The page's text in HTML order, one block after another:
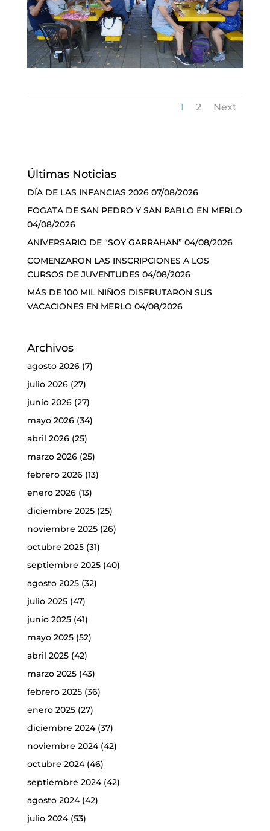
1 2 Next
Últimas Noticias
DÍA DE LAS INFANCIAS 2026 07/08/2026
FOGATA DE SAN PEDRO Y SAN PABLO EN MERLO
04/08/2026
ANIVERSARIO DE “SOY GARRAHAN” 04/08/2026
COMENZARON LAS INSCRIPCIONES A LOS
CURSOS DE JUVENTUDES 04/08/2026
MÁS DE 100 MIL NIÑOS DISFRUTARON SUS
VACACIONES EN MERLO 04/08/2026
Archivos
agosto 2026(7)
julio 2026(27)
junio 2026(27)
mayo 2026(34)
abril 2026(25)
marzo 2026(25)
febrero 2026(13)
enero 2026(13)
diciembre 2025(25)
noviembre 2025(26)
octubre 2025(31)
septiembre 2025(40)
agosto 2025(32)
julio 2025(47)
junio 2025(41)
mayo 2025(52)
abril 2025(42)
marzo 2025(43)
febrero 2025(36)
enero 2025(27)
diciembre 2024(37)
noviembre 2024(42)
octubre 2024(46)
septiembre 2024(42)
agosto 2024(42)
julio 2024(53)